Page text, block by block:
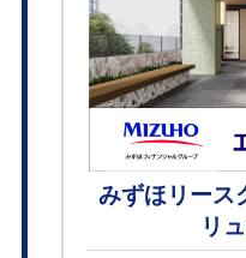
みずほリース
リ